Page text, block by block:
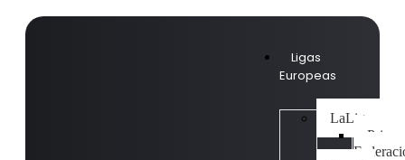
Ligas
Europeas
LaLiga